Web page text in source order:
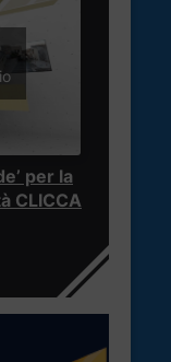
per la
CLICCA